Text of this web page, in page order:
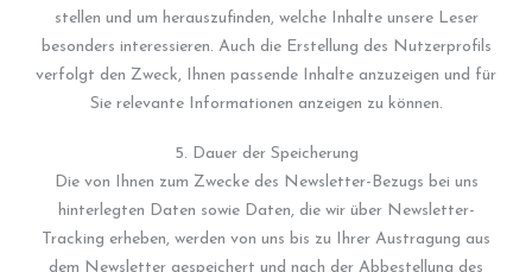
stellen und um herauszufinden, welche Inhalte unsere Leser
besonders interessieren. Auch die Erstellung des Nutzerprofils
verfolgt den Zweck, Ihnen passende Inhalte anzuzeigen und für
Sie relevante Informationen anzeigen zu können.
5. Dauer der Speicherung
Die von Ihnen zum Zwecke des Newsletter-Bezugs bei uns
hinterlegten Daten sowie Daten, die wir über Newsletter-
Tracking erheben, werden von uns bis zu Ihrer Austragung aus
dem Newsletter gespeichert und nach der Abbestellung des